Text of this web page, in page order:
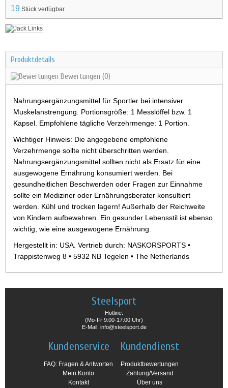
19 Stück verfügbar
Produktdetails
Bewertungen (0)
Nahrungsergänzungsmittel für Sportler bei intensiver
Muskelanstrengung. Portionsgröße: 1 Messlöffel bzw. 1
Kapsel. Empfohlene tägliche Verzehrmenge: 1 Portion.
Wichtiger Hinweis: Die angegebene empfohlene
Verzehrmenge sollte nicht überschritten werden.
Nahrungsergänzungsmittel sollten nicht als Ersatz für eine
ausgewogene Ernährung konsumiert werden. Bei
gesundheitlichen Beschwerden oder Fragen zur Einnahme
sollte ein Mediziner oder Ernährungsberater konsultiert
werden. Kühl und trocken lagern! Außerhalb der Reichweite
von Kindern aufbewahren. Ein gesunder Lebensstil ist ebenso
wichtig, wie eine ausgewogene Ernährung.
Hergestellt in: USA. Vertrieb durch: NASKORSPORTS •
Trappistenweg 8 • 5932 NB Tegelen • The Netherlands
Steelsport
Hotline:
(Mo-Fr 9:00-17:00 Uhr)
E-Mail: info@steelsport.de
Kundenservice
FAQ: Fragen & Antworten
Mein Konto
Kontakt
Kundendienst
Produktbewertungen
Zahlung/Versand
Über uns